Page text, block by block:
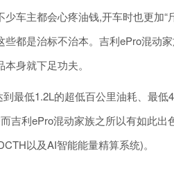
少车主都会心疼油钱,开车时也更
都是治标不治本。吉利ePro混动
身就下足功夫。
最低1.2L的超低百公里油耗、最
吉利ePro混动家族之所以有如此
以及AI智能能量精算系统)。